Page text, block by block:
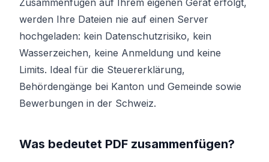
Zusammenfügen auf Ihrem eigenen Gerät erfolgt,
werden Ihre Dateien nie auf einen Server
hochgeladen: kein Datenschutzrisiko, kein
Wasserzeichen, keine Anmeldung und keine
Limits. Ideal für die Steuererklärung,
Behördengänge bei Kanton und Gemeinde sowie
Bewerbungen in der Schweiz.
Was bedeutet PDF zusammenfügen?